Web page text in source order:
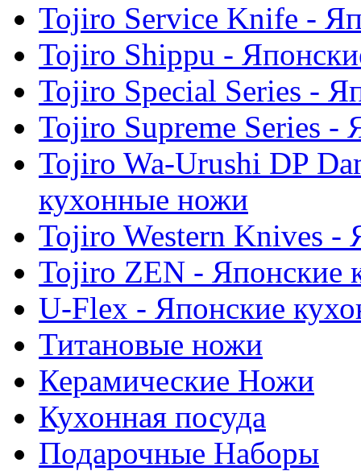
Tojiro Service Knife -
Tojiro Shippu -
Tojiro Special Series -
Tojiro Supreme Series -
Tojiro Wa-Urushi DP
кухонные ножи
Tojiro Western Knives -
Tojiro ZEN - Японские
U-Flex - Японские
Титановые ножи
Керамические Ножи
Кухонная посуда
Подарочные Наборы